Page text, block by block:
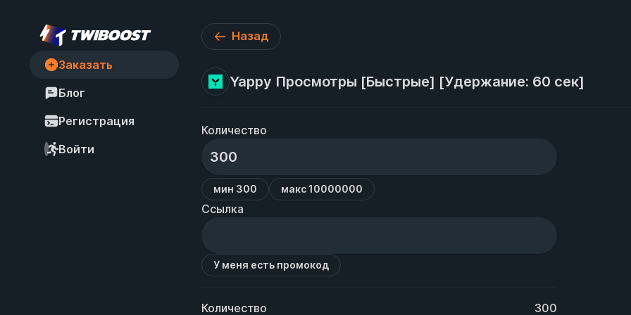
Заказать
Блог
Регистрация
Войти
Назад
Yappy Просмотры [Быстрые] [Удержание: 60 сек]
Количество
мин 300 макс 10000000
Ссылка
У меня есть промокод
Количество 300